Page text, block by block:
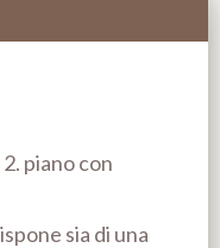
piano con
sia di una